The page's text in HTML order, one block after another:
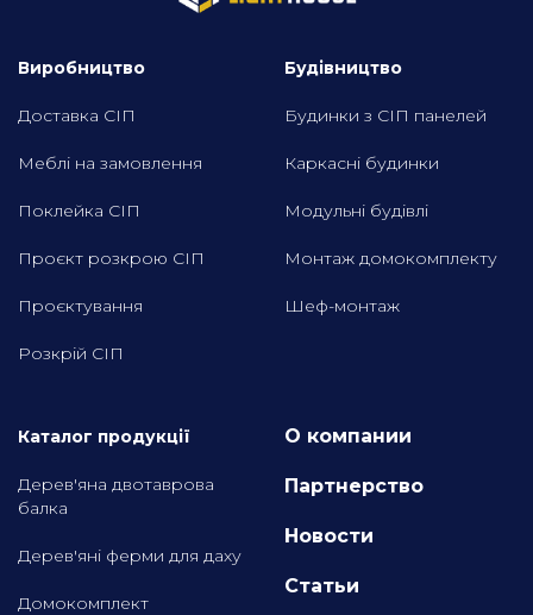
Виробництво
Доставка СІП
Меблі на замовлення
Поклейка СІП
Проєкт розкрою СІП
Проєктування
Розкрій СІП
Будівництво
Будинки з СІП панелей
Каркасні будинки
Модульні будівлі
Монтаж домокомплекту
Шеф-монтаж
Каталог продукції
Дерев'яна двотаврова
балка
Дерев'яні ферми для даху
Домокомплект
О компании
Партнерство
Новости
Статьи